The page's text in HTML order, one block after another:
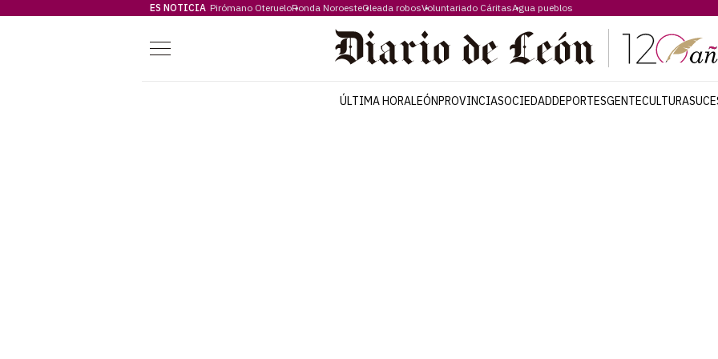
ES NOTICIA Pirómano OterueloRonda NoroesteOleada robosVoluntariado CáritasAgua pueblos
Menú
ÚLTIMA HORALEÓNPROVINCIASOCIEDADDEPORTESGENTECULTURA